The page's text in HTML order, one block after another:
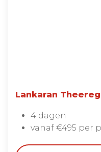
Lankaran
4 dagen
vanaf €495 per